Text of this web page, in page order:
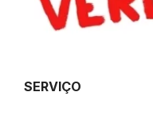
SERVIÇO